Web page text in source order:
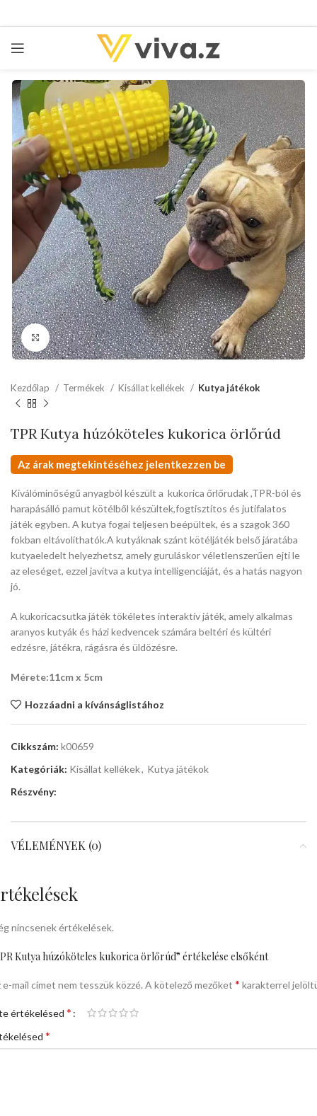
kattints a kinagyításhoz
Kezdőlap Termékek Kisállat kellékek Kutya játékok
TPR Kutya húzóköteles kukorica örlőrúd
Az árak megtekintéséhez jelentkezzen be
Kiválóminőségű anyagból készült a kukorica őrlőrudak ,TPR-ból és
harapásálló pamut kötélből készültek,fogtisztítos és jutifalatos
játék egyben. A kutya fogai teljesen beépültek, és a szagok 360
fokban eltávolíthatók.A kutyáknak szánt kötéljáték belső járatába
kutyaeledelt helyezhetsz, amely guruláskor véletlenszerűen ejti le
az eleséget, ezzel javítva a kutya intelligenciáját, és a hatás nagyon
jó.
A kukoricacsutka játék tökéletes interaktív játék, amely alkalmas
aranyos kutyák és házi kedvencek számára beltéri és kültéri
edzésre, játékra, rágásra és üldözésre.
Mérete:11cm x 5cm
Hozzáadni a kívánságlistához
Cikkszám: k00659
Kategóriák: Kisállat kellékek, Kutya játékok
Részvény:
VÉLEMÉNYEK (0)
nincsenek értékelések.
Kutya húzóköteles kukorica örlőrúd” értékelése elsőként
e-mail címet nem tesszük közzé. A kötelező mezőket * karakterrel
értékelésed *
*